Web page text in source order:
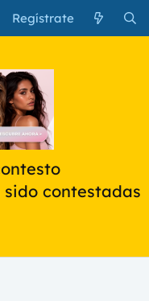
Regístrate
contestadas